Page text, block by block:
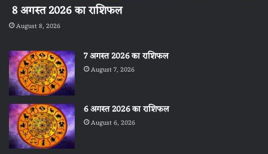
8 अगस्त 2026 का राशिफल
August 8, 2026
7 अगस्त 2026 का राशिफल
August 7, 2026
6 अगस्त 2026 का राशिफल
August 6, 2026